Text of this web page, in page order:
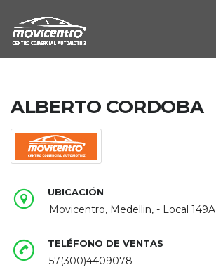
ALBERTO CORDOBA
UBICACIÓN
Movicentro, Medellin, - Local 149A
TELÉFONO DE VENTAS
57(300)4409078